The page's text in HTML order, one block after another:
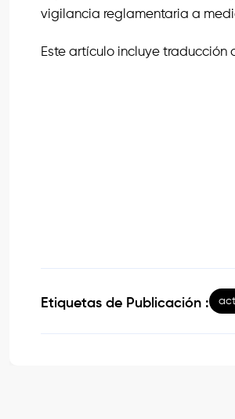
vigilancia reglamentaria a
Este artículo incluye
Etiquetas de Publicación :